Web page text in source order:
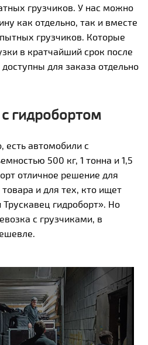
грузчиков. У нас можно
как отдельно, так и вместе
грузчиков. Которые
в кратчайший срок после
для заказа отдельно
гидробортом
есть автомобили с
500 кг, 1 тонна и 1,5
отличное решение для
и для тех, кто ищет
Трускавец гидроборт». Но
с грузчиками, в